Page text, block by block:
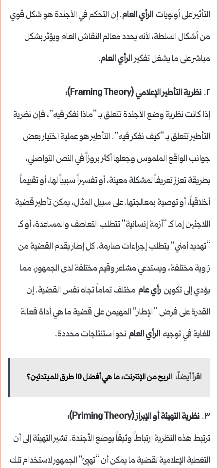
التأثير على أولويات الرأي العام. إن التحكم في الأجندة هو شكل قوي
من أشكال السلطة، لأنه يحدد معالم النقاش العام ويؤثر بشكل
مباشر على ما يشغل تفكيرالرأي العام.
٢. نظرية التأطير الإعلامي (Framing Theory):
إذا كانت نظرية وضع الأجندة تتعلق بـ “ماذا نفكر فيه”، فإن نظرية
التأطير تتعلق بـ “كيف نفكر فيه”. التأطير هو عملية اختيار بعض
جوانب الواقع الملموس وجعلها أكثر بروزاً في النص التواصلي،
بطريقة تعزز تعريفاً لمشكلة معينة، أو تفسيراً سببياً لها، أو تقييماً
أخلاقياً، أو توصية بمعالجتها. على سبيل المثال، يمكن تأطير قضية
اللاجئين إما كـ “أزمة إنسانية” تتطلب التعاطف والمساعدة، أو كـ
“تهديد أمني” يتطلب إجراءات صارمة. كل إطار يقدم القضية من
زاوية مختلفة، ويستدعي مشاعر وقيم مختلفة لدى الجمهور، مما
يؤدي إلى تكوين رأي عام مختلف تماماً تجاه نفس القضية. إن
القدرة على فرض “الإطار” المهيمن على قضية ما هي أداة فعالة
للغاية في توجيه الرأي العام نحو استنتاجات محددة.
اقرأ أيضاً: الربح من الإنترنت: ما هي أفضل 10 طرق للمبتدئين؟
٣. نظرية التهيئة أو الإبراز (Priming Theory):
ترتبط هذه النظرية ارتباطاً وثيقاً بوضع الأجندة. تشير التهيئة إلى أن
التغطية الإعلامية لقضية ما يمكن أن “تهيئ” الجمهور لاستخدام تلك